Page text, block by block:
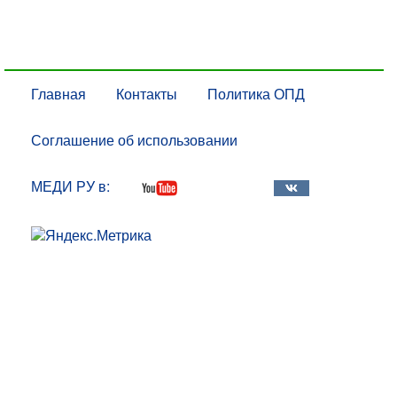
Главная Контакты Политика ОПД
Соглашение об использовании
МЕДИ РУ в: